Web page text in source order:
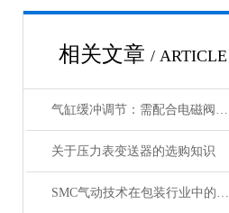
相关文章 / ARTICLE
气缸缓冲调节：需配合电磁阀的响应速度来调整
关于压力表变送器的选购知识
SMC气动技术在包装行业中的研究